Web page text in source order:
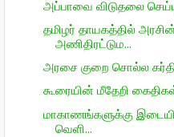
அப்பாவை விடுதலை
தமிழர் தாயகத்தில்
அணிதிரட்டும...
அரசை குறை சொல்ல
கூரையின் மீதேறி
மாகாணங்களுக்கு
வெளி...